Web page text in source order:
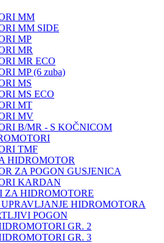
MM
MM SIDE
MP
MR
MR ECO
MP (6 zuba)
MS
MS ECO
MT
MV
B/MR - S KOČNICOM
TMF
HIDROMOTOR
ZA POGON GUSJENICA
KARDAN
ZA HIDROMOTORE
HIDROMOTORA
POGON
GR. 2
GR. 3